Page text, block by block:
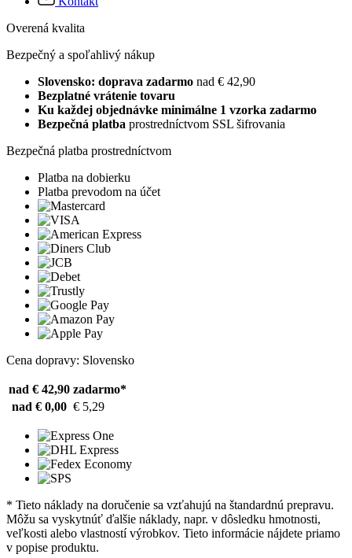
Overená kvalita
Bezpečný a spoľahlivý nákup
Slovensko: doprava zadarmo nad € 42,90
Bezplatné vrátenie tovaru
Ku každej objednávke minimálne 1 vzorka zadarmo
Bezpečná platba prostredníctvom SSL šifrovania
Bezpečná platba prostredníctvom
Platba na dobierku
Platba prevodom na účet
Cena dopravy: Slovensko
nad € 42,90 zadarmo*
nad € 0,00 € 5,29
* Tieto náklady na doručenie sa vzťahujú na štandardnú prepravu.
Môžu sa vyskytnúť ďalšie náklady, napr. v dôsledku hmotnosti,
veľkosti alebo vlastností výrobkov. Tieto informácie nájdete priamo
v popise produktu.